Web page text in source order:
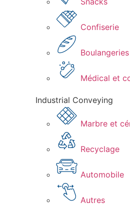
Confiserie​
Boulangeries​
Médical et
Industrial Conveying
Marbre et
Recyclage
Automobile
Autres